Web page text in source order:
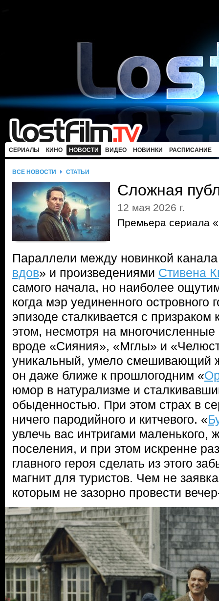
СЕРИАЛЫ КИНО НОВОСТИ ВИДЕО НОВИНКИ РАСПИСАНИЕ
ВСЕ НОВОСТИ СТАТЬИ
Сложная
12 мая 2026 г.
Премьера сериала
Параллели между новинкой
вдов» и произведениями Стивена
самого начала, но наиболее
когда мэр уединенного островного
эпизоде сталкивается с
этом, несмотря на многочисленные
вроде «Сияния», «Мглы» и
уникальный, умело смешивающий
он даже ближе к прошлогодним «
юмор в натурализме и
обыденностью. При этом страх в
ничего пародийного и китчевого. «
увлечь вас интригами маленького,
поселения, и при этом искренне
главного героя сделать из этого
магнит для туристов. Чем не
которым не зазорно провести